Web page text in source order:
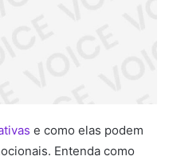
e como elas podem
Entenda como